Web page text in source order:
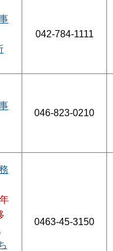
042-784-1111
046-823-0210
0463-45-3150